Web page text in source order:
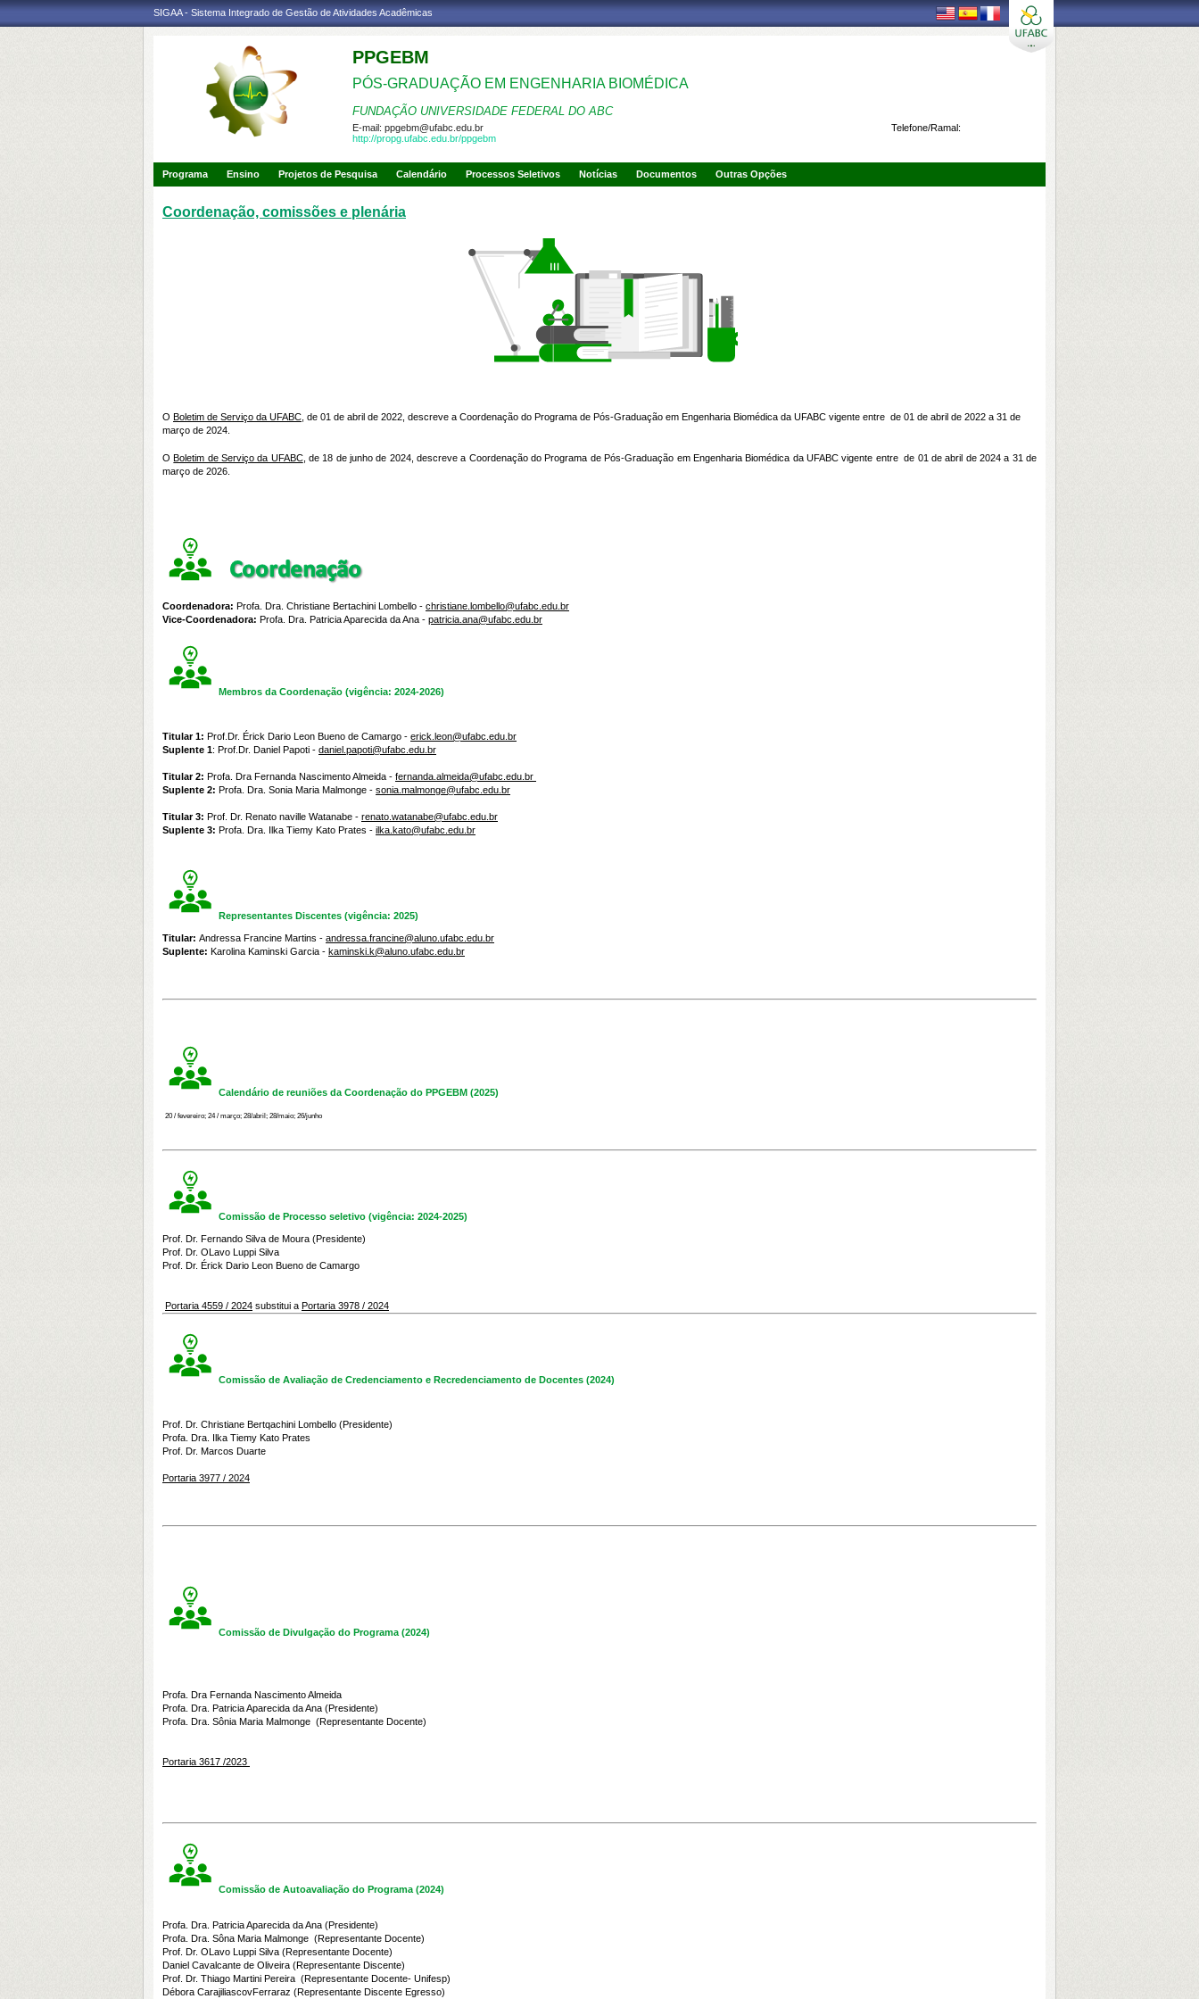
SIGAA - Sistema Integrado de Gestão de Atividades Acadêmicas
PPGEBM
PÓS-GRADUAÇÃO EM ENGENHARIA BIOMÉDICA
FUNDAÇÃO UNIVERSIDADE FEDERAL DO ABC
Telefone/Ramal:
E-mail: ppgebm@ufabc.edu.br
http://propg.ufabc.edu.br/ppgebm
Programa Ensino Projetos de Pesquisa Calendário Processos Seletivos Notícias Documentos Outras Opções
Coordenação, comissões e plenária
O Boletim de Serviço da UFABC , de 01 de abril de 2022, descreve a Coordenação do Programa de Pós-Graduação em Engenharia Biomédica da UFABC vigente entre de 01 de abril de 2022 a 31 de
março de 2024.
OBoletim de Serviço da UFABC, de 18 de junho de 2024, descreve a Coordenação do Programa de Pós-Graduação em Engenharia Biomédica da UFABC vigente entre de 01 de abril de 2024 a 31 de
março de 2026.
Coordenadora: Profa. Dra. Christiane Bertachini Lombello - christiane.lombello@ufabc.edu.br
Vice-Coordenadora: Profa. Dra. Patricia Aparecida da Ana - patricia.ana@ufabc.edu.br
Membros da Coordenação (vigência: 2024-2026)
Titular 1: Prof.Dr. Érick Dario Leon Bueno de Camargo - erick.leon@ufabc.edu.br
Suplente 1: Prof.Dr. Daniel Papoti - daniel.papoti@ufabc.edu.br
Titular 2: Profa. Dra Fernanda Nascimento Almeida - fernanda.almeida@ufabc.edu.br
Suplente 2: Profa. Dra. Sonia Maria Malmonge - sonia.malmonge@ufabc.edu.br
Titular 3: Prof. Dr. Renato naville Watanabe - renato.watanabe@ufabc.edu.br
Suplente 3: Profa. Dra. Ilka Tiemy Kato Prates - ilka.kato@ufabc.edu.br
Representantes Discentes (vigência: 2025)
Titular: Andressa Francine Martins - andressa.francine@aluno.ufabc.edu.br
Suplente: Karolina Kaminski Garcia - kaminski.k@aluno.ufabc.edu.br
Calendário de reuniões da Coordenação do PPGEBM (2025)
20 / fevereiro; 24 / março; 28/abril; 28/maio; 26/junho
Comissão de Processo seletivo (vigência: 2024-2025)
Prof. Dr. Fernando Silva de Moura (Presidente)
Prof. Dr. OLavo Luppi Silva
Prof. Dr. Érick Dario Leon Bueno de Camargo
Portaria 4559 / 2024 substitui a Portaria 3978 / 2024
Comissão de Avaliação de Credenciamento e Recredenciamento de Docentes (2024)
Prof. Dr. Christiane Bertqachini Lombello (Presidente)
Profa. Dra. Ilka Tiemy Kato Prates
Prof. Dr. Marcos Duarte
Portaria 3977 / 2024
Comissão de Divulgação do Programa (2024)
Profa. Dra Fernanda Nascimento Almeida
Profa. Dra. Patricia Aparecida da Ana (Presidente)
Profa. Dra. Sônia Maria Malmonge (Representante Docente)
Portaria 3617 /2023
Comissão de Autoavaliação do Programa (2024)
Profa. Dra. Patricia Aparecida da Ana (Presidente)
Profa. Dra. Sôna Maria Malmonge (Representante Docente)
Prof. Dr. OLavo Luppi Silva (Representante Docente)
Daniel Cavalcante de Oliveira (Representante Discente)
Prof. Dr. Thiago Martini Pereira (Representante Docente- Unifesp)
Débora CarajiliascovFerraraz (Representante Discente Egresso)